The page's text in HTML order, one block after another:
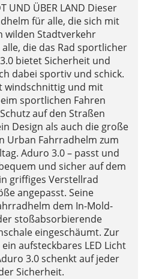
UND ÜBER LAND Dieser
für alle, die sich mit
wilden Stadtverkehr
die das Rad sportlicher
bietet Sicherheit und
dabei sportiv und schick.
windschnittig und mit
sportlichen Fahren
auf den Straßen
Design als auch die große
Urban Fahrradhelm zum
Aduro 3.0 – passt und
und sicher auf dem
griffiges Verstellrad
angepasst. Seine
dem In-Mold-
stoßabsorbierende
eingeschäumt. Zur
aufsteckbares LED Licht
3.0 schenkt auf jeder
Sicherheit.